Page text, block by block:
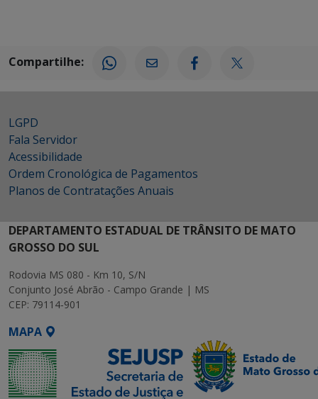
Compartilhe:
LGPD
Fala Servidor
Acessibilidade
Ordem Cronológica de Pagamentos
Planos de Contratações Anuais
DEPARTAMENTO ESTADUAL DE TRÂNSITO DE MATO
GROSSO DO SUL
Rodovia MS 080 - Km 10, S/N
Conjunto José Abrão - Campo Grande | MS
CEP: 79114-901
MAPA